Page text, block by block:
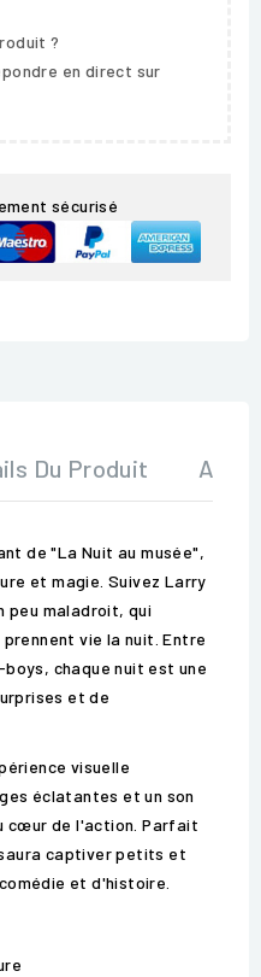
?
en direct sur
sécurisé
Du Produit Avis
de "La Nuit au musée",
et magie. Suivez Larry
peu maladroit, qui
vie la nuit. Entre
chaque nuit est une
et de
visuelle
éclatantes et un son
cœur de l'action. Parfait
captiver petits et
et d'histoire.